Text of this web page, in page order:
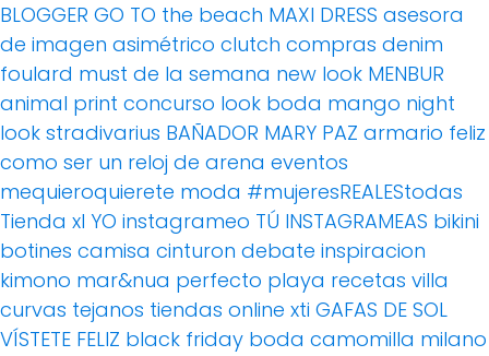
BLOGGER GO TO the beach MAXI DRESS asesora
de imagen asimétrico clutch compras denim
foulard must de la semana new look MENBUR
animal print concurso look boda mango night
look stradivarius BAÑADOR MARY PAZ armario feliz
como ser un reloj de arena eventos
mequieroquierete moda #mujeresREALEStodas
Tienda xl YO instagrameo TÚ INSTAGRAMEAS bikini
botines camisa cinturon debate inspiracion
kimono mar&nua perfecto playa recetas villa
curvas tejanos tiendas online xti GAFAS DE SOL
VÍSTETE FELIZ black friday boda camomilla milano